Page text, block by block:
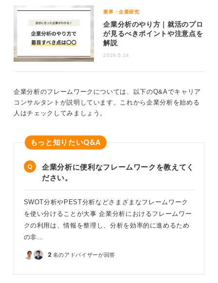
強み・弱みや、自分の貢献アイデア、そして面接できき
たい疑問などを、必ずご自身の言葉で要約するのが大事
です。企業ごとの相違点をマーカーで可視化できると、
より良い分析になります。
ノートを活用して知識が身に付け逆質問も量産しよ
このノートを作成するメリットは「知識の定着」と「逆
質問の量産」です。
もなります。
0
業界・企業研究
企業分析のやり方｜就活のプロ
が見るべきポイントや注意点を
解説
2026.5.14
企業分析のフレームワークについては、以下のQ&Aでキャリア
コンサルタントが説明しています。これから企業分析を始める
人はチェックしてみましょう。
もっと知りたいQ&A
企業分析に便利なフレームワークを教えてく
ださい。
SWOT分析やPEST分析などさまざまなフレームワーク
を使い分けることが大事 企業分析におけるフレームワー
クの利用は、情報を整理し、分析を効率的に進めるため
の非…
2 名のアドバイザーが回答